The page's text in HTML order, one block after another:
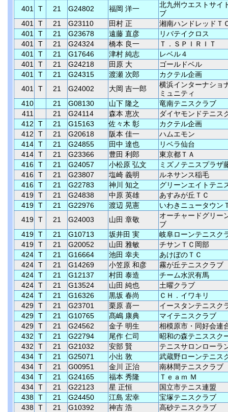
401
T 21 G24802 福岡 洋一
北九州ウエストサイ
ブ
401
T 21 G23110 田村 正
湘南ハンドレッドＴ
401
T 21 G23678 遠藤 直彦
リバテイクロス
401
T 21 G24324 橋本 良一
Ｔ．ＳＰＩＲＩＴ
401
T 21 G17646 津村 純志
レベル４
401
T 21 G24218 田原 大
ゴールドベル
401
T 21 G24315 渡瀬 次郎
カクテル企画
401
T 21 G24002 大岡 吉一郎
横浜インターナショ
ミュニティ
410
21 G08130 山下 隆之
竜南テニスクラブ
411
21 G24114 森本 恵次
ダイヤモンドテニス
412
T 21 G15163 佐々木 彰
カクテル企画
412
T 21 G20618 阪本 佳一
ハムエモン
414 T 21 G24855 田中 達也
リベラ仙台
414 T 21 G23366 豊田 利郎
東京都ＴＡ
416 T 21 G24057 小松原 弘文
ミズノテニスプラザ
416 T 21 G23807 塩崎 義明
ルネサンス稲毛
416 T 21 G22783 神川 知之
グリーンエイトテニ
419 T 21 G24838 中原 英雄
あすみが丘ＴＣ
419 T 21 G22976 渡辺 晃憲
いわきニュータウン
419 T 21 G24003 山田 章敬
オーチャードグリー
ブ
419 T 21 G10713 坂井田 実
岐阜ローンテニスク
419 T 21 G20052 山田 雅敏
チサンＴＣ岡部
424 T 21 G16664 池田 幸夫
あけぼのＴＣ
424 T 21 G14269 小笠原 和彦
霧が丘テニスクラブ
424 T 21 G12137 村田 泰造
チーム水沢有馬
424 T 21 G13524 山田 純也
土曜クラブ
424 T 21 G16326 黒坂 春尚
ＣＨ．イワキリ
429 T 21 G23701 栗原 喜一
イースタンテニスク
429 T 21 G10765 髙嶋 康典
マイテニスクラブ
429 T 21 G24562 金子 明生
相模原市・同好会連
432
T 21 G22794 尾作 仁司
昭和の森テニススク
432
T 21 G21032 安部 賢
テニスサロンローラ
434 T 21 G25071 小出 敦
武蔵野ローンテニス
434 T 21 G00951 金川 正治
南林間テニスクラブ
434 T 21 G24165 福本 秀隆
Ｔｅａｍ Ｍ
434 T 21 G22123 星 正恒
国立市テニス連盟
438 T 21 G24450 江島 宏幸
宝塚テニスクラブ
438 T 21 G10392 神吉 浩
高砂テニスクラブ